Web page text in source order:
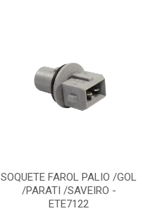
SOQUETE FAROL PALIO /GOL
/PARATI /SAVEIRO -
ETE7122